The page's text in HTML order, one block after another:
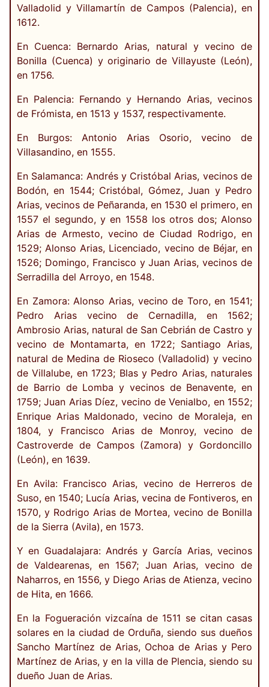
Valladolid y Villamartín de Campos (Palencia), en
1612.
En Cuenca: Bernardo Arias, natural y vecino de
Bonilla (Cuenca) y originario de Villayuste (León),
en 1756.
En Palencia: Fernando y Hernando Arias, vecinos
de Frómista, en 1513 y 1537, respectivamente.
En Burgos: Antonio Arias Osorio, vecino de
Villasandino, en 1555.
En Salamanca: Andrés y Cristóbal Arias, vecinos de
Bodón, en 1544; Cristóbal, Gómez, Juan y Pedro
Arias, vecinos de Peñaranda, en 1530 el primero, en
1557 el segundo, y en 1558 los otros dos; Alonso
Arias de Armesto, vecino de Ciudad Rodrigo, en
1529; Alonso Arias, Licenciado, vecino de Béjar, en
1526; Domingo, Francisco y Juan Arias, vecinos de
Serradilla del Arroyo, en 1548.
En Zamora: Alonso Arias, vecino de Toro, en 1541;
Pedro Arias vecino de Cernadilla, en 1562;
Ambrosio Arias, natural de San Cebrián de Castro y
vecino de Montamarta, en 1722; Santiago Arias,
natural de Medina de Rioseco (Valladolid) y vecino
de Villalube, en 1723; Blas y Pedro Arias, naturales
de Barrio de Lomba y vecinos de Benavente, en
1759; Juan Arias Díez, vecino de Venialbo, en 1552;
Enrique Arias Maldonado, vecino de Moraleja, en
1804, y Francisco Arias de Monroy, vecino de
Castroverde de Campos (Zamora) y Gordoncillo
(León), en 1639.
En Avila: Francisco Arias, vecino de Herreros de
Suso, en 1540; Lucía Arias, vecina de Fontiveros, en
1570, y Rodrigo Arias de Mortea, vecino de Bonilla
de la Sierra (Avila), en 1573.
Y en Guadalajara: Andrés y García Arias, vecinos
de Valdearenas, en 1567; Juan Arias, vecino de
Naharros, en 1556, y Diego Arias de Atienza, vecino
de Hita, en 1666.
En la Fogueración vizcaína de 1511 se citan casas
solares en la ciudad de Orduña, siendo sus dueños
Sancho Martínez de Arias, Ochoa de Arias y Pero
Martínez de Arias, y en la villa de Plencia, siendo su
dueño Juan de Arias.